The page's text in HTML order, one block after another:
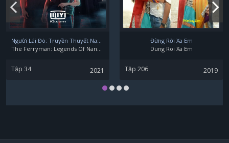
Tập 34 2021
Đừng Rời Xa Em
Dung Roi Xa Em
Tập 206 2019